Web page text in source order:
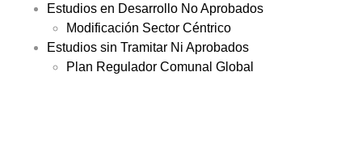
Estudios en Desarrollo No Aprobados
Modificación Sector Céntrico
Estudios sin Tramitar Ni Aprobados
Plan Regulador Comunal Global